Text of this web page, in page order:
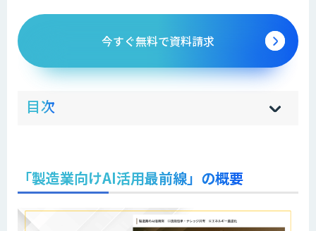
今すぐ無料で資料請求
目次 hi
]
sh
]
「製造業向けAI活用最前線」の概要